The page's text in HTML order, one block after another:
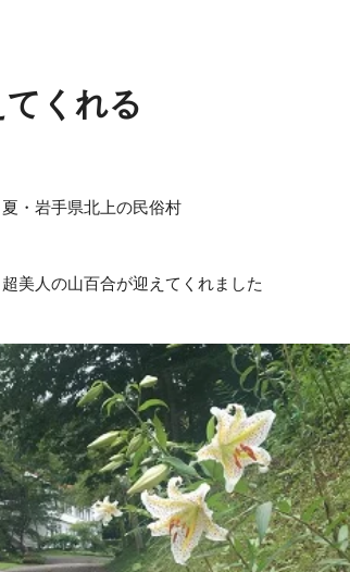
くれる
夏・岩手県北上の民俗村
美人の山百合が迎えてくれました